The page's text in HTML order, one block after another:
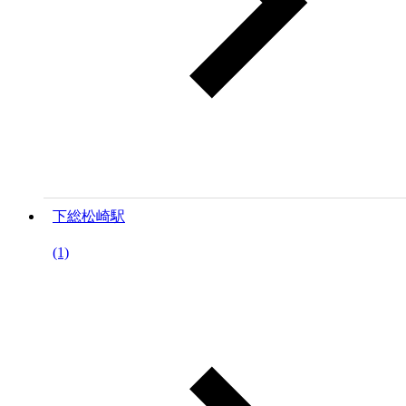
下総松崎駅
(1)